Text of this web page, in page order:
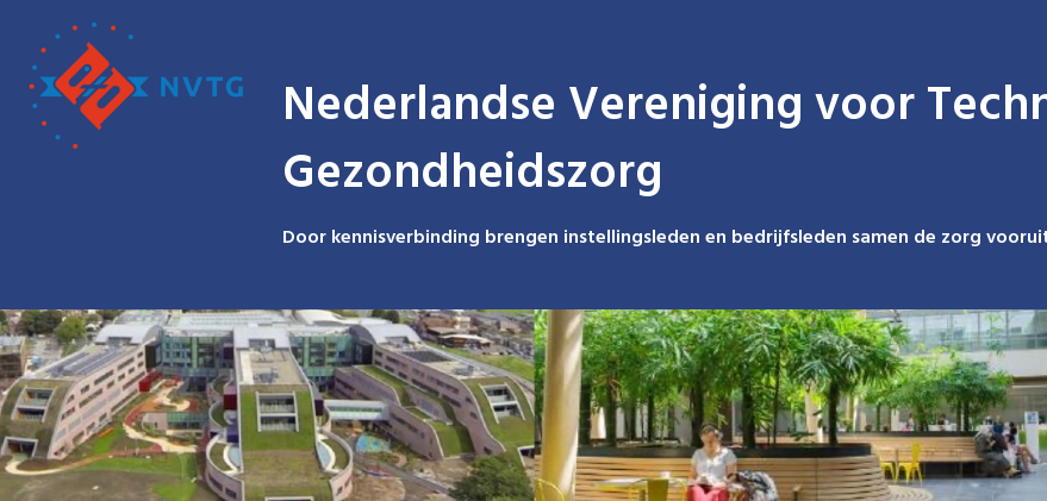
Nederlandse Vereniging voor
Gezondheidszorg
Door kennisverbinding brengen instellingsleden en bedrijfsleden samen de zorg